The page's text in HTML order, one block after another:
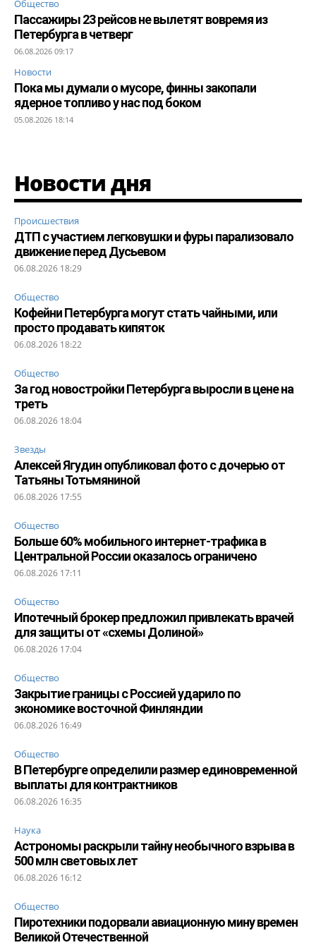
Общество
Пассажиры 23 рейсов не вылетят вовремя из
Петербурга в четверг
06.08.2026 09:17
Новости
Пока мы думали о мусоре, финны закопали
ядерное топливо у нас под боком
05.08.2026 18:14
Новости дня
Происшествия
ДТП с участием легковушки и фуры парализовало
движение перед Дусьевом
06.08.2026 18:29
Общество
Кофейни Петербурга могут стать чайными, или
просто продавать кипяток
06.08.2026 18:22
Общество
За год новостройки Петербурга выросли в цене на
треть
06.08.2026 18:04
Звезды
Алексей Ягудин опубликовал фото с дочерью от
Татьяны Тотьмяниной
06.08.2026 17:55
Общество
Больше 60% мобильного интернет-трафика в
Центральной России оказалось ограничено
06.08.2026 17:11
Общество
Ипотечный брокер предложил привлекать врачей
для защиты от «схемы Долиной»
06.08.2026 17:04
Общество
Закрытие границы с Россией ударило по
экономике восточной Финляндии
06.08.2026 16:49
Общество
В Петербурге определили размер единовременной
выплаты для контрактников
06.08.2026 16:35
Наука
Астрономы раскрыли тайну необычного взрыва в
500 млн световых лет
06.08.2026 16:12
Общество
Пиротехники подорвали авиационную мину времен
Великой Отечественной